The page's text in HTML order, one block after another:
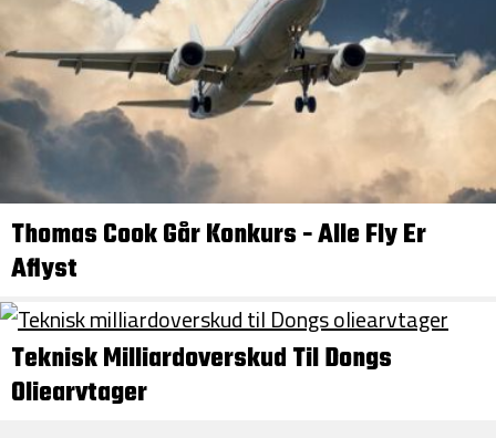
Thomas Cook Går Konkurs - Alle Fly Er
Aflyst
Teknisk Milliardoverskud Til Dongs
Oliearvtager